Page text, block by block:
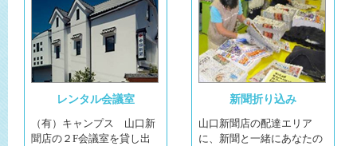
レンタル会議室
（有）キャンプス 山口新
聞店の２F会議室を貸し出
新聞折り込み
山口新聞店の配達エリア
に、新聞と一緒にあなたの